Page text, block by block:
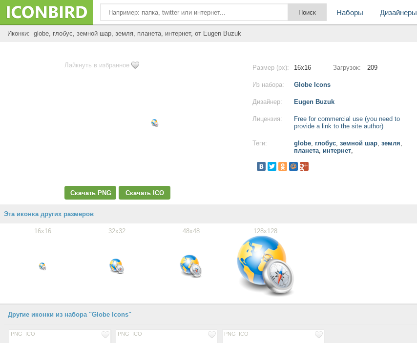
Наборы Дизайнеры
Иконки: globe, глобус, земной шар, земля, планета, интернет, от Eugen Buzuk
Лайкнуть в избранное
Скачать PNG Скачать ICO
Размер (px): 16x16 Загрузок: 209
Из набора: Globe Icons
Дизайнер: Eugen Buzuk
Лицензия:
Free for commercial use (you need to
provide a link to the site author)
Теги: globe, глобус, земной шар, земля,
планета, интернет,
Эта иконка других размеров
16x16 32x32 48x48 128x128
Другие иконки из набора "Globe Icons"
PNG ICO PNG ICO PNG ICO